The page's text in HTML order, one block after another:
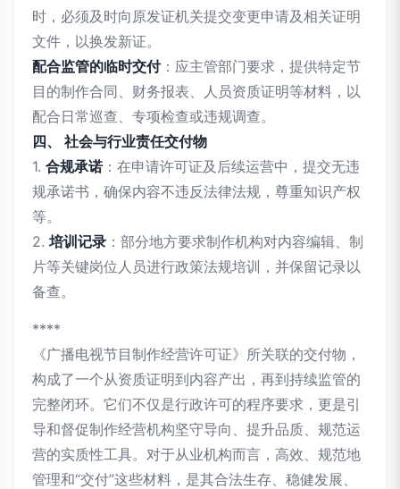
时，必须及时向原发证机关提交变更申请及相关证明
文件，以换发新证。
配合监管的临时交付：应主管部门要求，提供特定节
目的制作合同、财务报表、人员资质证明等材料，以
配合日常巡查、专项检查或违规调查。
四、 社会与行业责任交付物
1. 合规承诺 ：在申请许可证及后续运营中，提交无违
规承诺书，确保内容不违反法律法规，尊重知识产权
等。
2. 培训记录 ：部分地方要求制作机构对内容编辑、制
片等关键岗位人员进行政策法规培训，并保留记录以
备查。
****
《广播电视节目制作经营许可证》所关联的交付物，
构成了一个从资质证明到内容产出，再到持续监管的
完整闭环。它们不仅是行政许可的程序要求，更是引
导和督促制作经营机构坚守导向、提升品质、规范运
营的实质性工具。对于从业机构而言，高效、规范地
管理和“交付”这些材料，是其合法生存、稳健发展、